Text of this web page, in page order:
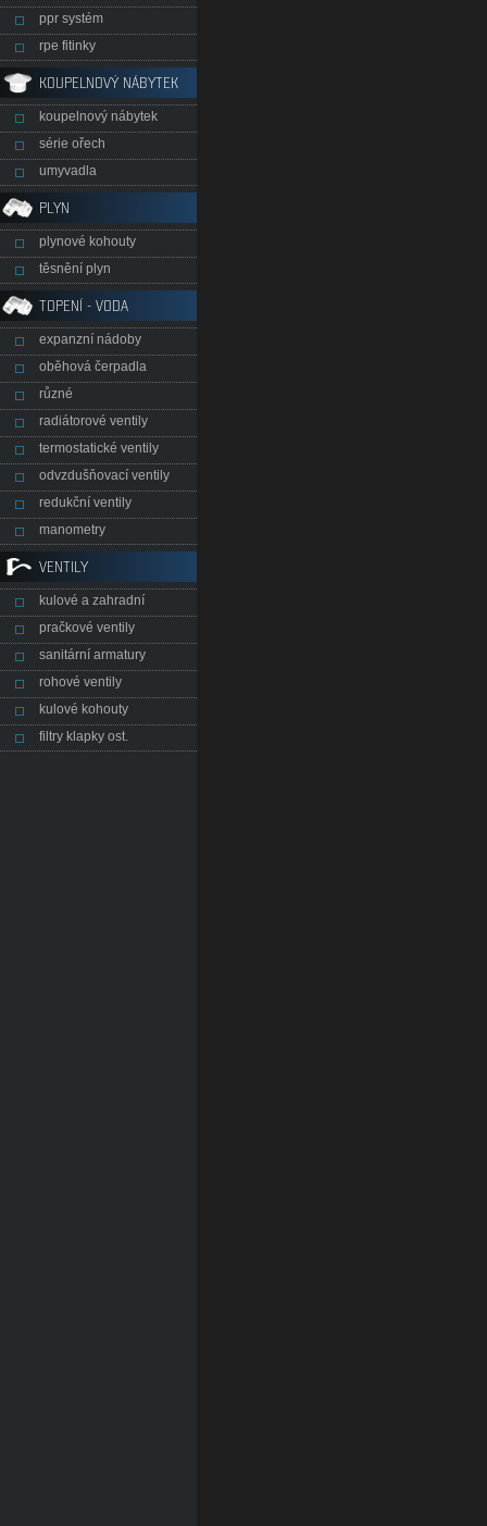
ppr systém
rpe fitinky
KOUPELNOVÝ NÁBYTEK
koupelnový nábytek
série ořech
umyvadla
PLYN
plynové kohouty
těsnění plyn
TOPENÍ - VODA
expanzní nádoby
oběhová čerpadla
různé
radiátorové ventily
termostatické ventily
odvzdušňovací ventily
redukční ventily
manometry
VENTILY
kulové a zahradní
pračkové ventily
sanitární armatury
rohové ventily
kulové kohouty
filtry klapky ost.